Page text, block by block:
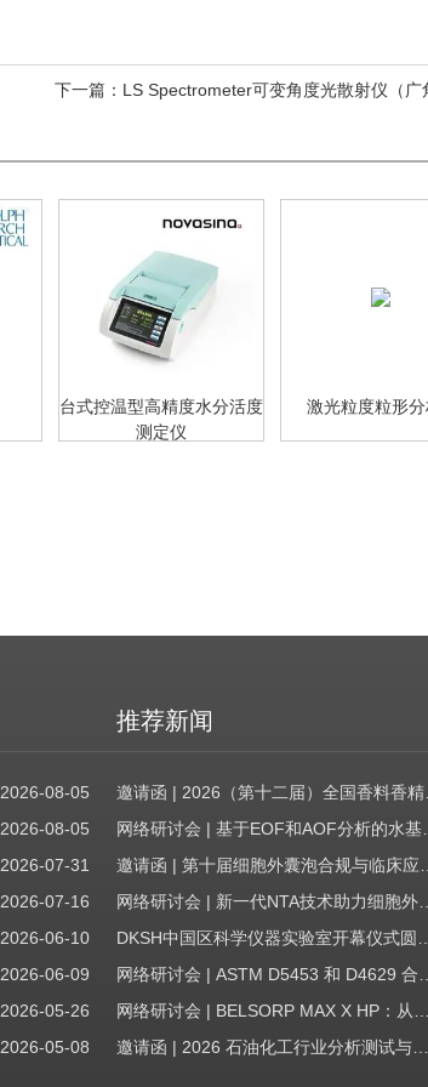
下一篇： LS Spectrometer可变角度光散射仪（广
台式控温型高精度水分活度
测定仪
激光粒度粒形
2026-08-05
2026-08-05
2026-07-31
2026-07-16
2026-06-10
2026-06-09
2026-05-26
2026-05-08
推荐新闻
邀请函 | 2026（第
网络研讨会 | 基于EOF和AOF分析的水基质中PFAS筛查
网络研讨会 | 新一代NTA技术助力细胞外囊泡质量评估与工艺开发
邀请函 | 2026 石油化工行业分析测试与仪器技术交流会（辽宁站）